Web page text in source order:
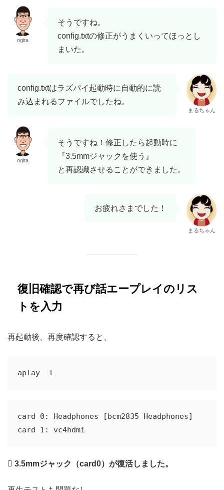
ogita
そうですね。
config.txtの修正がうまくいってほっとし
まいた。
config.txtはラズパイ起動時に自動的に読
み込まれるファイルでしたね。
まるちゃん
ogita
そうですね！修正したら起動時に
『3.5mmジャックを使う』
と再認識させることができました。
お疲れさまでした！
まるちゃん
復旧確認で再び話エープレイのリス
トを入力
再起動後、再度確認すると、
card 0: Headphones [bcm2835 Headphones]
 3.5mmジャック（card0）が復活しました。